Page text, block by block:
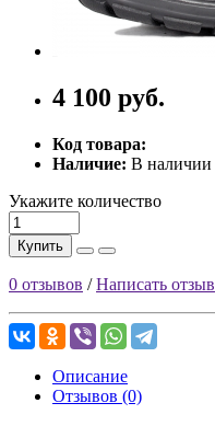
4 100 руб.
Код товара:
Наличие: В наличии
Укажите количество
Купить
0 отзывов /Написать отзыв
Описание
Отзывов (0)